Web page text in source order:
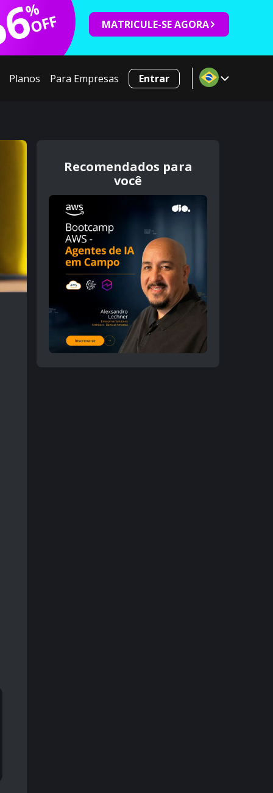
%
OFF MATRICULE-SE AGORA
Planos Para Empresas Entrar
Recomendados para
você